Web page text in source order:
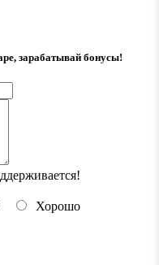
зарабатывай бонусы!
Хорошо